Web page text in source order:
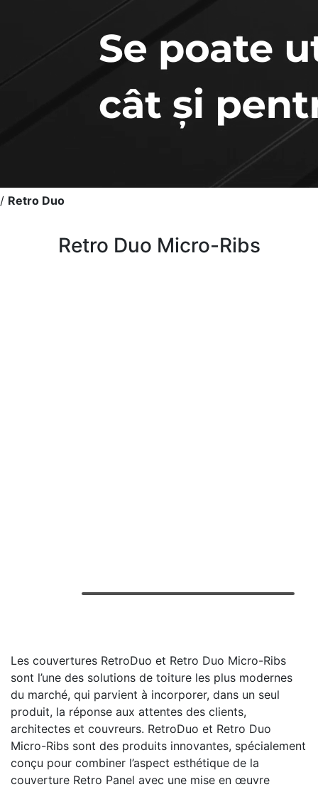
/ Retro Duo
Retro Duo Micro-Ribs
Les couvertures RetroDuo et Retro Duo Micro-Ribs
sont l’une des solutions de toiture les plus modernes
du marché, qui parvient à incorporer, dans un seul
produit, la réponse aux attentes des clients,
architectes et couvreurs. RetroDuo et Retro Duo
Micro-Ribs sont des produits innovantes, spécialement
conçu pour combiner l’aspect esthétique de la
couverture Retro Panel avec une mise en œuvre